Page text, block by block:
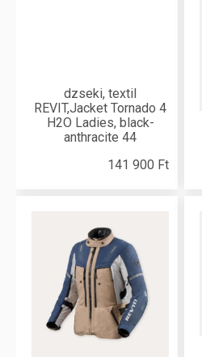
dzseki, textil
REVIT,Jacket Tornado 4
H2O Ladies, black-
anthracite 44
141 900 Ft